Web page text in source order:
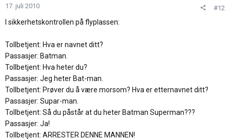
17. juli 2010 #12
I sikkerhetskontrollen på flyplassen:
Tollbetjent: Hva er navnet ditt?
Passasjer: Batman.
Tollbetjent: Hva heter du?
Passasjer: Jeg heter Bat-man.
Tollbetjent: Prøver du å være morsom? Hva er etternavnet ditt?
Passasjer: Supar-man.
Tollbetjent: Så du påstår at du heter Batman Superman???
Passasjer: Ja!
Tollbetjent: ARRESTER DENNE MANNEN!